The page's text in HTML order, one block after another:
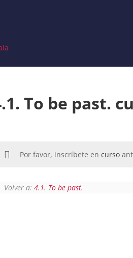
To be past.
Por favor, inscríbete encurso
Volver a:4.1. To be past.